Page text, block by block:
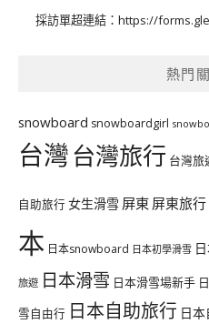
採訪單超連結： https://
熱門
snowboard snowboardgirl
台灣台灣旅行 台灣旅
自助旅行 女生滑雪 屏東 屏東旅行
本 日本snowboard 日本初學滑雪
旅遊 日本滑雪 日本滑雪場新手
雪自由行 日本自助旅行 日